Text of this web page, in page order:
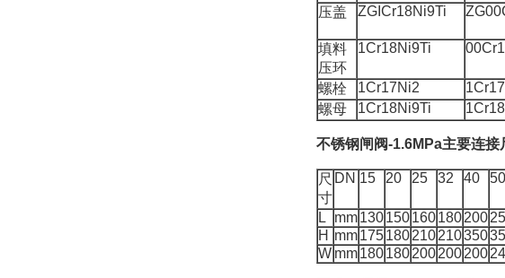
压盖
ZGICr18Ni9Ti
填料
压环
1Cr18Ni9Ti
螺栓 1Cr17Ni2
螺母
1Cr18Ni9Ti
不锈钢闸阀-1.6MPa主要连接
尺
寸
DN 15 20 25 32 40 50
L mm130150160180200
H mm175180210210350
W mm180180200200200